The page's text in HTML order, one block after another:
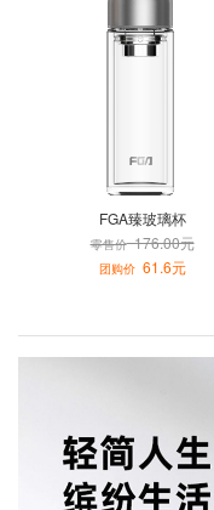
FGA臻玻璃杯
零售价176.00元
团购价61.6元